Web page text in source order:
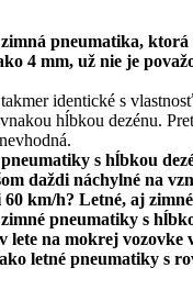
zimná pneumatika,
4 mm, už nie je
identické s
hĺbkou dezénu.
s hĺbkou
daždi náchylné na
km/h? Letné, aj
pneumatiky s
lete na mokrej vozovke
letné pneumatiky s